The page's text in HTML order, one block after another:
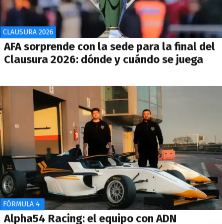
CLAUSURA 2026
AFA sorprende con la sede para la final del
Clausura 2026: dónde y cuándo se juega
FÓRMULA 4
Alpha54 Racing: el equipo con ADN